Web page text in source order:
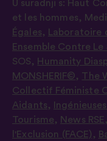
U suradnji s: Haut
et les hommes,
Égales, Laboratoire
Ensemble Contre Le
SOS, Humanity
MONSHERIF©, The
Collectif Féministe
Aidants,
Tourisme, News RSE,
l'Exclusion (FACE) ,